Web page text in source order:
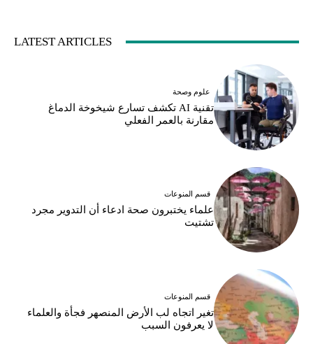
LATEST ARTICLES
علوم وصحة
تقنية AI تكشف تسارع شيخوخة الدماغ
مقارنة بالعمر الفعلي
قسم المنوعات
علماء يختبرون صحة ادعاء أن التدوير مجرد
تشتيت
قسم المنوعات
تغير اتجاه لب الأرض المنصهر فجأة والعلماء
لا يعرفون السبب